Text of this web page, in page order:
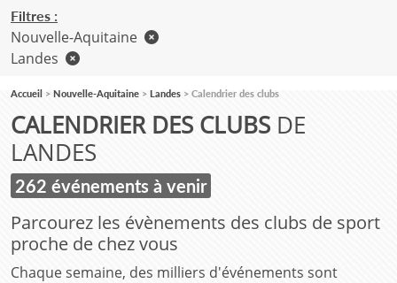
CALENDRIER DES CLUBS DE
LANDES
262 événements à venir
Parcourez les évènements des clubs de sport
proche de chez vous
Chaque semaine, des milliers d'événements sont
Filtres :
Nouvelle-Aquitaine
Landes
Accueil Nouvelle-Aquitaine Landes Calendrier des clubs